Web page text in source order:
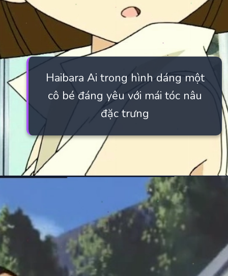
Haibara Ai trong hình dáng một
cô bé đáng yêu với mái tóc nâu
đặc trưng